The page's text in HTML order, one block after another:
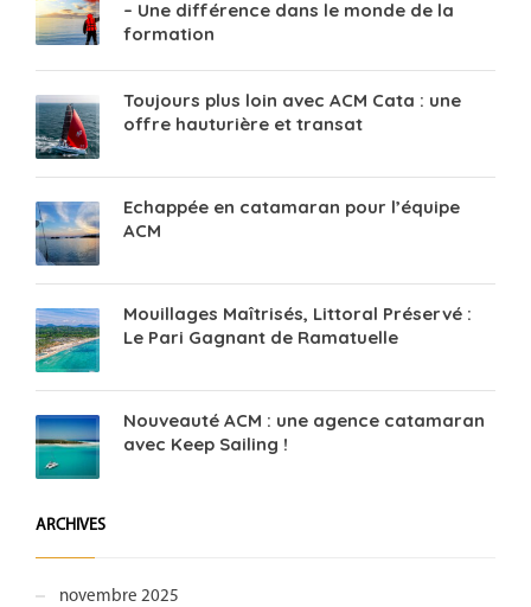
– Une différence dans le monde de la
formation
Toujours plus loin avec ACM Cata : une
offre hauturière et transat
Echappée en catamaran pour l’équipe
ACM
Mouillages Maîtrisés, Littoral Préservé :
Le Pari Gagnant de Ramatuelle
Nouveauté ACM : une agence catamaran
avec Keep Sailing !
ARCHIVES
novembre 2025